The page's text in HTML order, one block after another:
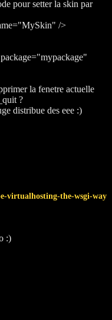
pour setter la skin par
/>
la fenetre actuelle
?
distribue des eee :)
virtualhosting-the-wsgi-way
:)